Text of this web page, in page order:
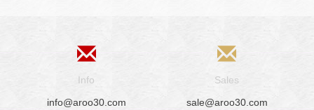
Info
info@aroo30.com
Sales
sale@aroo30.com